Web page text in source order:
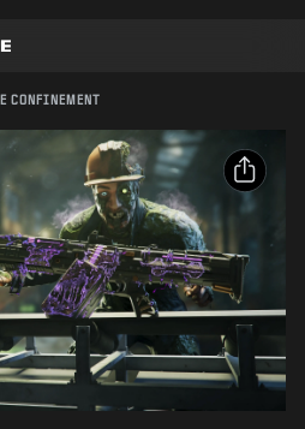
CONFINEMENT
L'ACHAT
jour, remplacer ou supprimer
moment.
PARTAGER
Email
Facebook
X
Copier le lien